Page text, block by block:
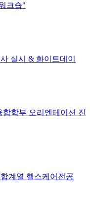
크숍"
실시 & 화이트데이
합학부 오리엔테이션 진
계열 헬스케어전공